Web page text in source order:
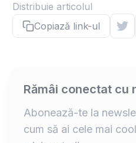
Distribuie articolul
Copiază link-ul
Rămâi conectat cu
Abonează-te la
cum să ai cele mai